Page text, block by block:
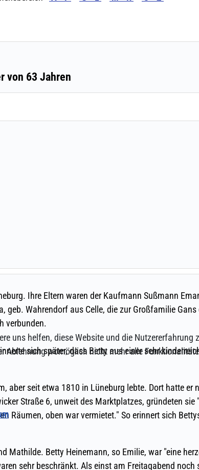
uns helfen, diese Website und die Nutzererfahrung
Ablehnung womöglich nicht mehr alle